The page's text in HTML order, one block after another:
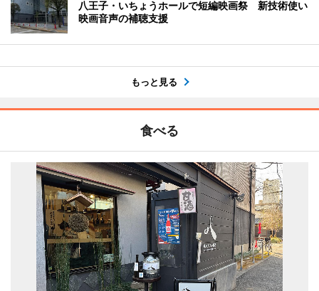
八王子・いちょうホールで短編映画祭 新技術使い
映画音声の補聴支援
もっと見る
食べる